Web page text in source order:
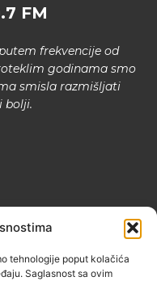
tehnologije poput kolačića
Saglasnost sa ovim
FM
frekvencije od
godinama smo
smisla razmišljati
bolji.
72000 ZENICA